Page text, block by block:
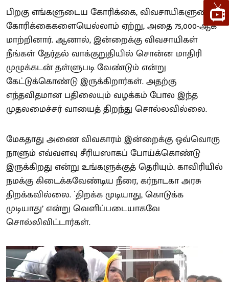
பிறகு எங்களுடைய கோரிக்கை, விவசாயிகளுடைய
கோரிக்கைகளையெல்லாம் ஏற்று, அதை 75,000-ஆக
மாற்றினார். ஆனால், இன்றைக்கு விவசாயிகள்
நீங்கள் தேர்தல் வாக்குறுதியில் சொன்ன மாதிரி
முழுக்கடன் தள்ளுபடி வேண்டும் என்று
கேட்டுக்கொண்டு இருக்கிறார்கள். அதற்கு
எந்தவிதமான பதிலையும் வழக்கம் போல இந்த
முதலமைச்சர் வாயைத் திறந்து சொல்லவில்லை.
மேகதாது அணை விவகாரம் இன்றைக்கு ஒவ்வொரு
நாளும் எவ்வளவு சீரியஸாகப் போய்க்கொண்டு
இருக்கிறது என்று உங்களுக்குத் தெரியும். காவிரியில்
நமக்கு கிடைக்கவேண்டிய நீரை, கர்நாடகா அரசு
திறக்கவில்லை. `திறக்க முடியாது, கொடுக்க
முடியாது’ என்று வெளிப்படையாகவே
சொல்லிவிட்டார்கள்.